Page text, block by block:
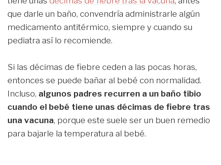
que darle un baño, convendría administrarle algún
medicamento antitérmico, siempre y cuando su
pediatra así lo recomiende.
Si las décimas de fiebre ceden a las pocas horas,
entonces se puede bañar al bebé con normalidad.
Incluso, algunos padres recurren a un baño tibio
cuando el bebé tiene unas décimas de fiebre tras
una vacuna, porque este suele ser un buen remedio
para bajarle la temperatura al bebé.